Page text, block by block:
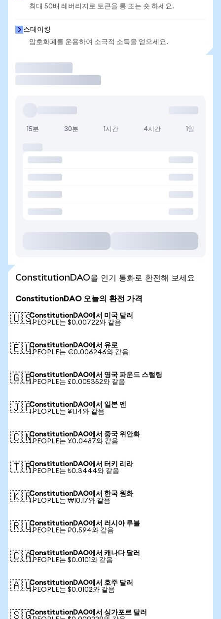
최대 50배 레버리지로 토큰을 롱 또는 숏 하세요.
스테이킹
암호화폐를 운용하여 소극적 소득을 얻으세요.
15분 30분 1시간 4시간 1일
ConstitutionDAO을 인기 통화로 환전해 보세요
ConstitutionDAO 오늘의 환전 가격
🇺🇸ConstitutionDAO에서 미국 달러
1 PEOPLE는 $0.00722와 같음
🇪🇺ConstitutionDAO에서 유로
1 PEOPLE는 €0.006246와 같음
🇬🇧ConstitutionDAO에서 영국 파운드 스털링
1 PEOPLE는 £0.005352와 같음
🇯🇵ConstitutionDAO에서 일본 엔
1 PEOPLE는 ¥1.14와 같음
🇨🇳ConstitutionDAO에서 중국 위안화
1 PEOPLE는 ¥0.0487와 같음
🇹🇷ConstitutionDAO에서 터키 리라
1 PEOPLE는 ₺0.3444와 같음
🇰🇷ConstitutionDAO에서 한국 원화
1 PEOPLE는 ₩10.17와 같음
🇷🇺ConstitutionDAO에서 러시아 루블
1 PEOPLE는 ₽0.594와 같음
🇨🇦ConstitutionDAO에서 캐나다 달러
1 PEOPLE는 $0.0101와 같음
🇦🇺ConstitutionDAO에서 호주 달러
1 PEOPLE는 $0.0102와 같음
🇸🇬ConstitutionDAO에서 싱가포르 달러